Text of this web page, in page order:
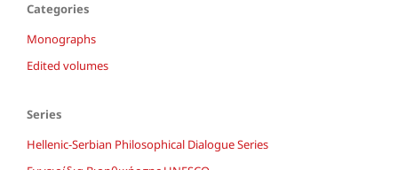
Categories
Monographs
Edited volumes
Series
Hellenic-Serbian Philosophical Dialogue Series